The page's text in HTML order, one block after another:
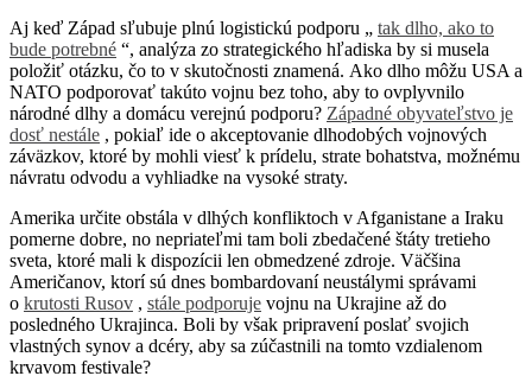
Aj keď Západ sľubuje plnú logistickú podporu „ tak dlho, ako to
bude potrebné “, analýza zo strategického hľadiska by si musela
položiť otázku, čo to v skutočnosti znamená. Ako dlho môžu USA a
NATO podporovať takúto vojnu bez toho, aby to ovplyvnilo
národné dlhy a domácu verejnú podporu? Západné obyvateľstvo je
dosť nestále , pokiaľ ide o akceptovanie dlhodobých vojnových
záväzkov, ktoré by mohli viesť k prídelu, strate bohatstva, možnému
návratu odvodu a vyhliadke na vysoké straty.
Amerika určite obstála v dlhých konfliktoch v Afganistane a Iraku
pomerne dobre, no nepriateľmi tam boli zbedačené štáty tretieho
sveta, ktoré mali k dispozícii len obmedzené zdroje. Väčšina
Američanov, ktorí sú dnes bombardovaní neustálymi správami
o krutosti Rusov , stále podporuje vojnu na Ukrajine až do
posledného Ukrajinca. Boli by však pripravení poslať svojich
vlastných synov a dcéry, aby sa zúčastnili na tomto vzdialenom
krvavom festivale?